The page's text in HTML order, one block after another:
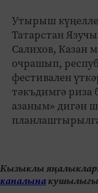
Утырыш
Татарстан
Салихов, Казан
очрашып,
фестивален
тәкъдимгә риза
азаным» дигән
Кызыклы
каналына